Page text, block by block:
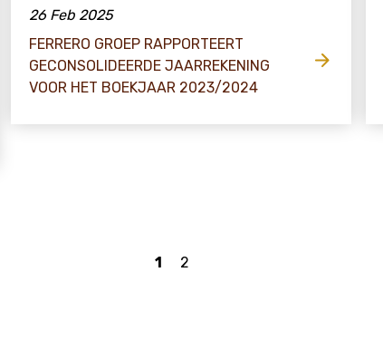
26 Feb 2025
FERRERO GROEP RAPPORTEERT
GECONSOLIDEERDE JAARREKENING
VOOR HET BOEKJAAR 2023/2024
1 2